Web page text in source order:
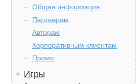
Общая информация
Партнерам
Авторам
Корпоративным клиентам
Промо
Игры